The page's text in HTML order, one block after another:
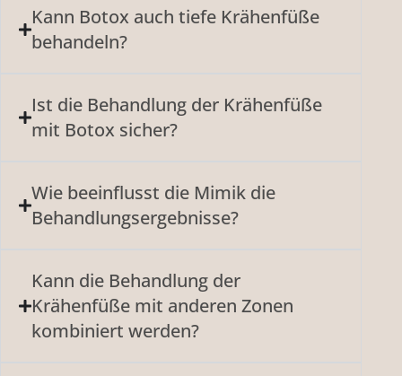
Kann Botox auch tiefe Krähenfüße
behandeln?
Ist die Behandlung der Krähenfüße
mit Botox sicher?
Wie beeinflusst die Mimik die
Behandlungsergebnisse?
Kann die Behandlung der
Krähenfüße mit anderen Zonen
kombiniert werden?